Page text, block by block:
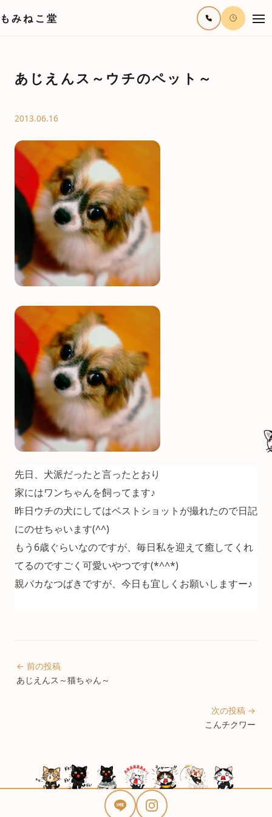
もみねこ堂
あじえんス～ウチのペット～
2013.06.16
先日、犬派だったと言ったとおり
家にはワンちゃんを飼ってます♪
昨日ウチの犬にしてはベストショットが撮れたので日記
にのせちゃいます(^^)
もう6歳ぐらいなのですが、毎日私を迎えて癒してくれ
てるのですごく可愛いやつです(*^^*)
親バカなつばきですが、今日も宜しくお願いしますー♪
← 前の投稿
あじえんス～猫ちゃん～
次の投稿 →
こんチクワー